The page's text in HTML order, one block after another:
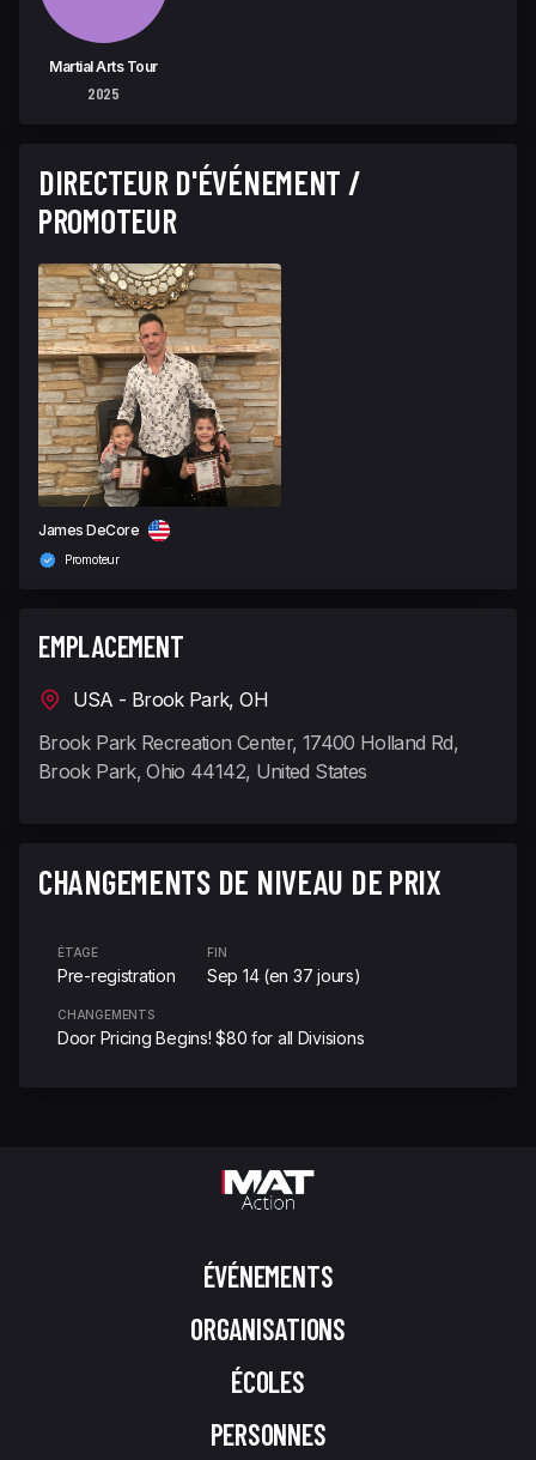
Martial Arts Tour
2025
DIRECTEUR D'ÉVÉNEMENT /
PROMOTEUR
James DeCore
Promoteur
EMPLACEMENT
USA - Brook Park, OH
Brook Park Recreation Center, 17400 Holland Rd,
Brook Park, Ohio 44142, United States
CHANGEMENTS DE NIVEAU DE PRIX
ÉTAGE
Pre-registration
FIN
Sep 14 (en 37 jours)
CHANGEMENTS
Door Pricing Begins! $80 for all Divisions
ÉVÉNEMENTS
ORGANISATIONS
ÉCOLES
PERSONNES